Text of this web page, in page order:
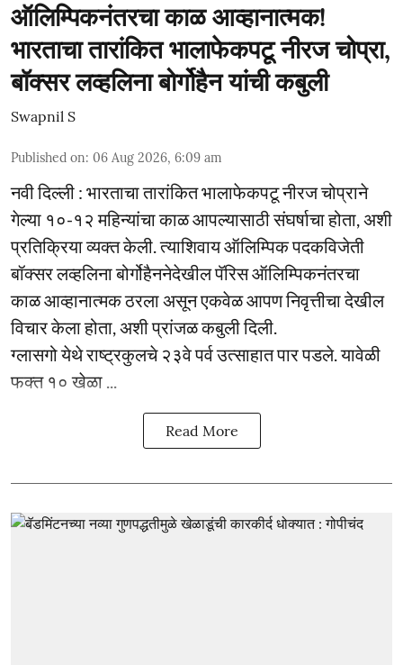
ऑलिम्पिकनंतरचा काळ आव्हानात्मक!
भारताचा तारांकित भालाफेकपटू नीरज चोप्रा,
बॉक्सर लव्हलिना बोर्गोहैन यांची कबुली
Swapnil S
Published on: 06 Aug 2026, 6:09 am
नवी दिल्ली : भारताचा तारांकित भालाफेकपटू नीरज चोप्राने
गेल्या १०-१२ महिन्यांचा काळ आपल्यासाठी संघर्षाचा होता, अशी
प्रतिक्रिया व्यक्त केली. त्याशिवाय ऑलिम्पिक पदकविजेती
बॉक्सर लव्हलिना बोर्गोहैननेदेखील पॅरिस ऑलिम्पिकनंतरचा
काळ आव्हानात्मक ठरला असून एकवेळ आपण निवृत्तीचा देखील
विचार केला होता, अशी प्रांजळ कबुली दिली.
ग्लासगो येथे राष्ट्रकुलचे २३वे पर्व उत्साहात पार पडले. यावेळी
फक्त १० खेळा ...
Read More